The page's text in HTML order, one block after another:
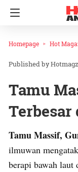
Homepage Hot
Hotmagz
Tamu
Tamu Massif,
ilmuwan
berapi bawah laut